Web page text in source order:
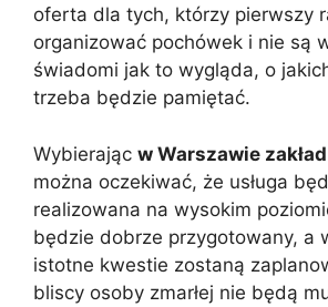
oferta dla tych, którzy pierwszy
organizować pochówek i nie są
świadomi jak to wygląda, o
trzeba będzie pamiętać.
Wybierając w Warszawie
można oczekiwać, że usługa
realizowana na wysokim
będzie dobrze przygotowany, a
istotne kwestie zostaną
bliscy osoby zmarłej nie będą